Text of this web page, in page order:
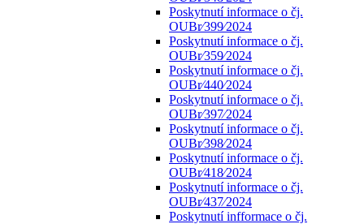
Poskytnutí informace o čj.
OUBr⁄399⁄2024
Poskytnutí informace o čj.
OUBr⁄359⁄2024
Poskytnutí informace o čj.
OUBr⁄440⁄2024
Poskytnutí informace o čj.
OUBr⁄397⁄2024
Poskytnutí informace o čj.
OUBr⁄398⁄2024
Poskytnutí informace o čj.
OUBr⁄418⁄2024
Poskytnutí informace o čj.
OUBr⁄437⁄2024
Poskytnutí infformace o čj.